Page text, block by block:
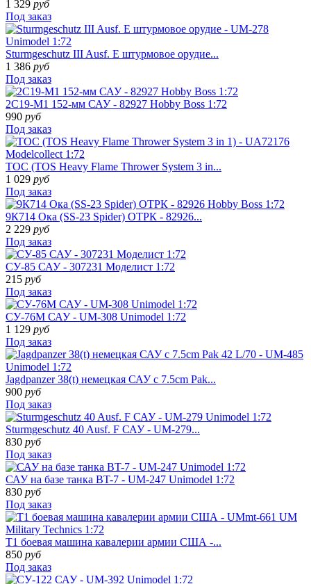
1 329 руб
Под заказ
Sturmgeschutz III Ausf. E штурмовое орудие...
1 386 руб
Под заказ
2С19-М1 152-мм САУ - 82927 Hobby Boss 1:72
990 руб
Под заказ
ТОС (TOS Heavy Flame Thrower System 3 in...
1 029 руб
Под заказ
9К714 Ока (SS-23 Spider) ОТРК - 82926...
2 229 руб
Под заказ
СУ-85 САУ - 307231 Моделист 1:72
215 руб
Под заказ
СУ-76М САУ - UM-308 Unimodel 1:72
1 129 руб
Под заказ
Jagdpanzer 38(t) немецкая САУ с 7.5cm Pak...
900 руб
Под заказ
Sturmgeschutz 40 Ausf. F САУ - UM-279...
830 руб
Под заказ
САУ на базе танка BT-7 - UM-247 Unimodel 1:72
830 руб
Под заказ
Т1 боевая машина кавалерии армии США -...
850 руб
Под заказ